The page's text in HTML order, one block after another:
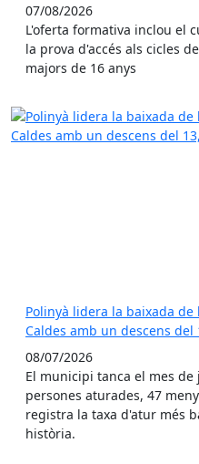
07/08/2026
L'oferta formativa inclou el
la prova d'accés als cicles
majors de 16 anys
Polinyà lidera la baixada
Caldes amb un descens del
08/07/2026
El municipi tanca el mes de
persones aturades, 47
registra la taxa d'atur més
història.